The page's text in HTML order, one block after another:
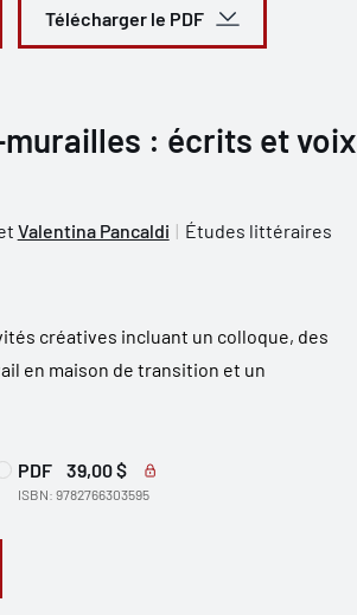
Télécharger le PDF
: écrits et voix
Valentina Pancaldi Études littéraires
créatives incluant un colloque, des
en maison de transition et un
PDF 39,00 $
ISBN: 9782766303595